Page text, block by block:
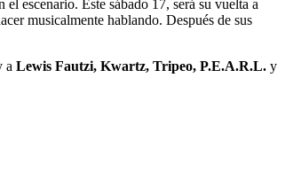
escenario. Este sábado 17, será su vuelta a
musicalmente hablando. Después de sus
a Lewis Fautzi, Kwartz, Tripeo, P.E.A.R.L. y